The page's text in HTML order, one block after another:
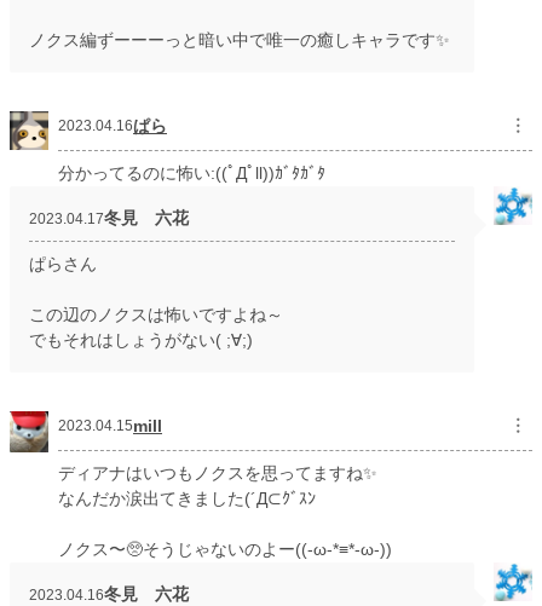
ノクス編ずーーーっと暗い中で唯一の癒しキャラです✨
2023.04.16ぱら ︙
分かってるのに怖い:((ﾟДﾟll))ｶﾞﾀｶﾞﾀ
2023.04.17冬見 六花
ぱらさん
この辺のノクスは怖いですよね～
でもそれはしょうがない( ;∀;)
2023.04.15mill ︙
ディアナはいつもノクスを思ってますね✨
なんだか涙出てきました(´Д⊂ｸﾞｽﾝ
ノクス〜🥺そうじゃないのよー((-ω-*≡*-ω-))
2023.04.16冬見 六花